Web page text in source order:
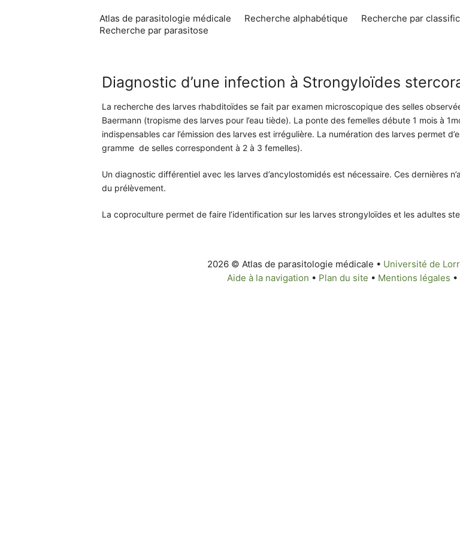
Atlas de parasitologie médicale Recherche alphabétique
Recherche par
Recherche par parasitose
Diagnostic d’une infection à Strongyloïdes
La recherche des larves rhabditoïdes se fait par examen microscopique des selles
Baermann (tropisme des larves pour l’eau tiède). La ponte des femelles débute 1 mois à
indispensables car l’émission des larves est irrégulière. La numération des larves permet
gramme de selles correspondent à 2 à 3 femelles).
Un diagnostic différentiel avec les larves d’ancylostomidés est nécessaire. Ces dernières
du prélèvement.
La coproculture permet de faire l’identification sur les larves strongyloïdes et les adultes
2026 © Atlas de parasitologie médicale • Université de
Aide à la navigation • Plan du site • Mentions légales •